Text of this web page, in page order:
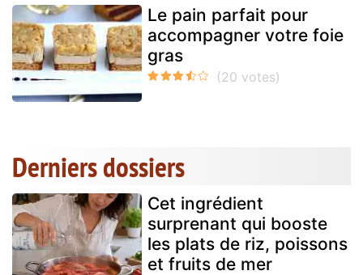
Le pain parfait pour
accompagner votre foie
gras
Derniers dossiers
Cet ingrédient
surprenant qui booste
les plats de riz, poissons
et fruits de mer